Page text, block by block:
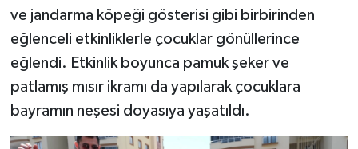
ve jandarma köpeği gösterisi gibi birbirinden
eğlenceli etkinliklerle çocuklar gönüllerince
eğlendi. Etkinlik boyunca pamuk şeker ve
patlamış mısır ikramı da yapılarak çocuklara
bayramın neşesi doyasıya yaşatıldı.